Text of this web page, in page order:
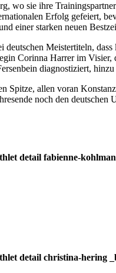
wo sie ihre
Erfolg gefeiert,
einer starken neuen
Meistertiteln,
Corinna Harrer im
diagnostiziert,
Spitze, allen voran
noch den
detail fabienne-
detail christina-hering